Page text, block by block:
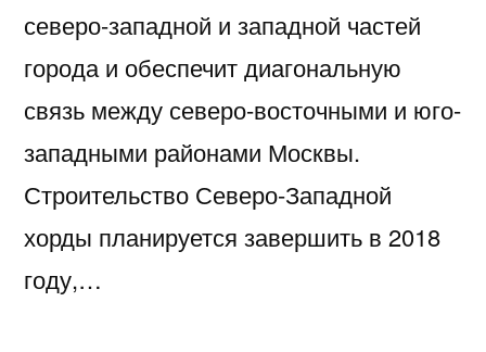
северо-западной и западной частей
города и обеспечит диагональную
связь между северо-восточными и юго-
западными районами Москвы.
Строительство Северо-Западной
хорды планируется завершить в 2018
году,…